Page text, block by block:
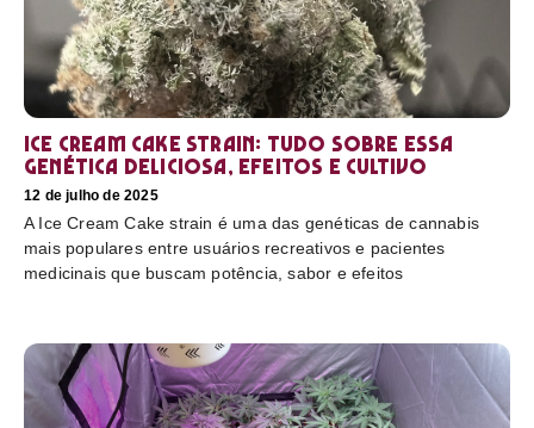
Ice Cream Cake Strain: tudo sobre essa
genética deliciosa, efeitos e cultivo
12 de julho de 2025
A Ice Cream Cake strain é uma das genéticas de cannabis
mais populares entre usuários recreativos e pacientes
medicinais que buscam potência, sabor e efeitos